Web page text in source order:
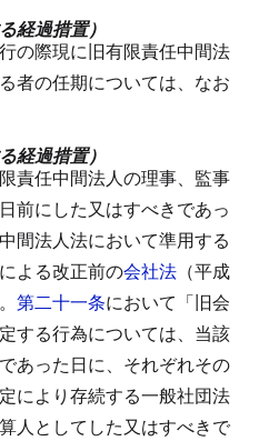
経過措置）
の際現に旧有限責任中間法
者の任期については、なお
経過措置）
責任中間法人の理事、監事
前にした又はすべきであっ
間法人法において準用する
よる改正前の会社法 （平成
第二十一条において「旧会
する行為については、当該
あった日に、それぞれその
により存続する一般社団法
人としてした又はすべきで